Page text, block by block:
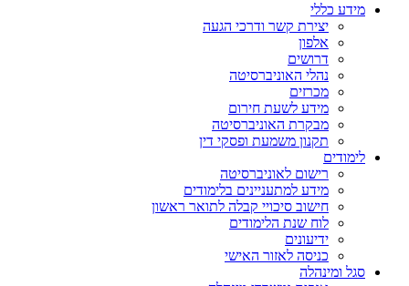
מידע כללי
יצירת קשר ודרכי הגעה
אלפון
דרושים
נהלי האוניברסיטה
מכרזים
מידע לשעת חירום
מבקרת האוניברסיטה
תקנון משמעת ופסקי דין
לימודים
רישום לאוניברסיטה
מידע למתעניינים בלימודים
חישוב סיכויי קבלה לתואר ראשון
לוח שנת הלימודים
ידיעונים
כניסה לאזור האישי
סגל ומינהלה